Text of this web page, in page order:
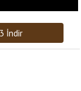
İndir